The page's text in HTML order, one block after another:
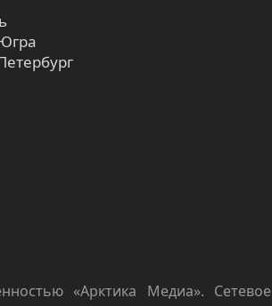
«Арктика Медиа». Сетевое